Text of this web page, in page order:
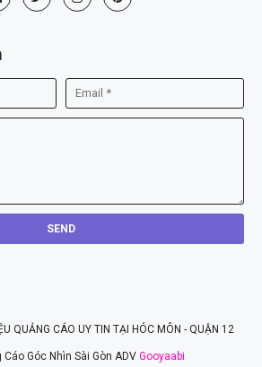
QUẢNG CÁO UY TIN TẠI HÓC MÔN - QUẬN 12
Cáo Góc Nhìn Sài Gòn ADV Gooyaabi